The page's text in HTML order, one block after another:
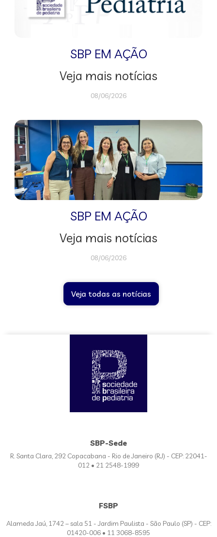
SBP EM AÇÃO
Veja mais notícias
08/06/2026
SBP EM AÇÃO
Veja mais notícias
08/06/2026
Veja todas as notícias
SBP-Sede
R. Santa Clara, 292 Copacabana - Rio de Janeiro (RJ) - CEP: 22041-
012 • 21 2548-1999
FSBP
Alameda Jaú, 1742 – sala 51 - Jardim Paulista - São Paulo (SP) - CEP:
01420-006 • 11 3068-8595